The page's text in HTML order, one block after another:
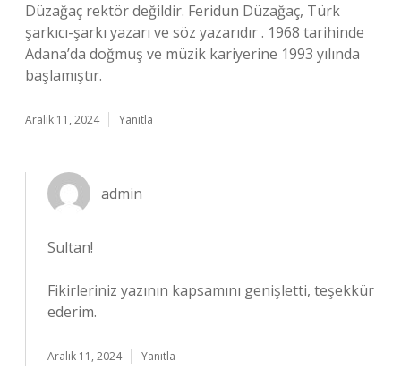
Düzağaç rektör değildir. Feridun Düzağaç, Türk
şarkıcı-şarkı yazarı ve söz yazarıdır . 1968 tarihinde
Adana’da doğmuş ve müzik kariyerine 1993 yılında
başlamıştır.
Aralık 11, 2024 Yanıtla
admin
Sultan!
Fikirleriniz yazının kapsamını genişletti, teşekkür
ederim.
Aralık 11, 2024 Yanıtla